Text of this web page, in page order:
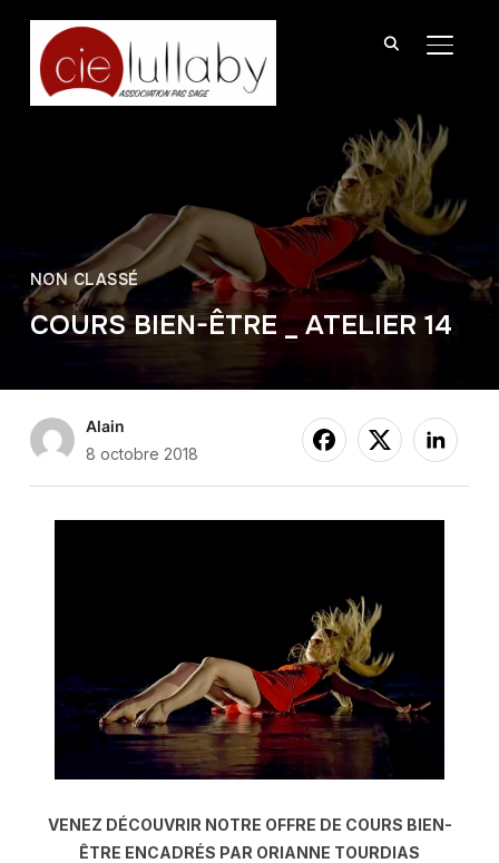
NON CLASSÉ
COURS BIEN-ÊTRE _ ATELIER 14
Alain
8 octobre 2018
VENEZ DÉCOUVRIR NOTRE OFFRE DE COURS BIEN-
ÊTRE ENCADRÉS PAR ORIANNE TOURDIAS